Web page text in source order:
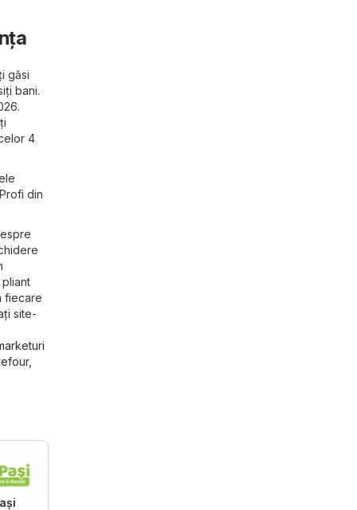
găsi
bani.
4
din
fiecare
site-
,